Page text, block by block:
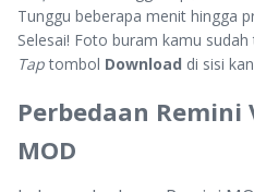
Tunggu beberapa menit hingga
Selesai! Foto buram kamu
Taptombol Download di sisi
Perbedaan
MOD